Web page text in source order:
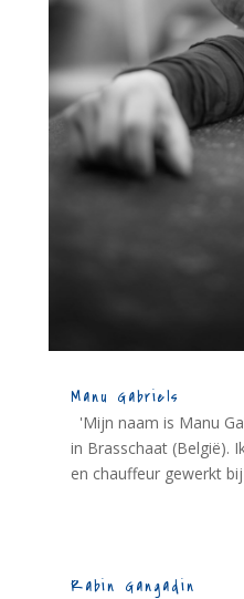
Manu Gabriels
'Mijn naam is Manu
in Brasschaat (België).
en chauffeur gewerkt
Rabin Gangadin